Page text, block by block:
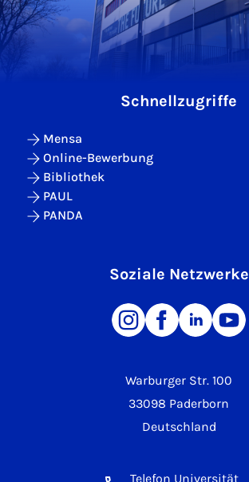
Warburger Str. 100
33098 Paderborn
Deutschland
Telefon Universität
Schnellzugriffe
Mensa
Online-Bewerbung
Bibliothek
PAUL
PANDA
Soziale Netzwerke